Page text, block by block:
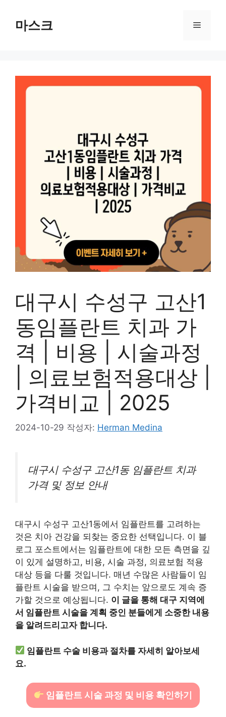
마스크 메
대구시 수성구 고산1
동임플란트 치과 가
격 | 비용 | 시술과정
| 의료보험적용대상 |
가격비교 | 2025
2024-10-29 작성자: Herman Medina
대구시 수성구 고산1동 임플란트 치과
가격 및 정보 안내
대구시 수성구 고산1동에서 임플란트를 고려하는
것은 치아 건강을 되찾는 중요한 선택입니다. 이 블
로그 포스트에서는 임플란트에 대한 모든 측면을 깊
이 있게 설명하고, 비용, 시술 과정, 의료보험 적용
대상 등을 다룰 것입니다. 매년 수많은 사람들이 임
플란트 시술을 받으며, 그 수치는 앞으로도 계속 증
가할 것으로 예상됩니다. 이 글을 통해 대구 지역에
서 임플란트 시술을 계획 중인 분들에게 소중한 내용
을 알려드리고자 합니다.
임플란트 수술 비용과 절차를 자세히 알아보세
요.
임플란트 시술 과정 및 비용 확인하기